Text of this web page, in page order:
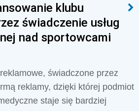
klubu
świadczenie usług
nad sportowcami
świadczone przez
reklamy, dzięki której podmiot
staje się bardziej